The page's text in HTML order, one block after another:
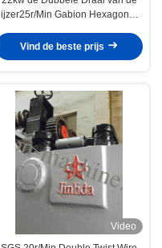
ijzer25r/Min Gabion Hexagonal
Vind de beste prijs
Video